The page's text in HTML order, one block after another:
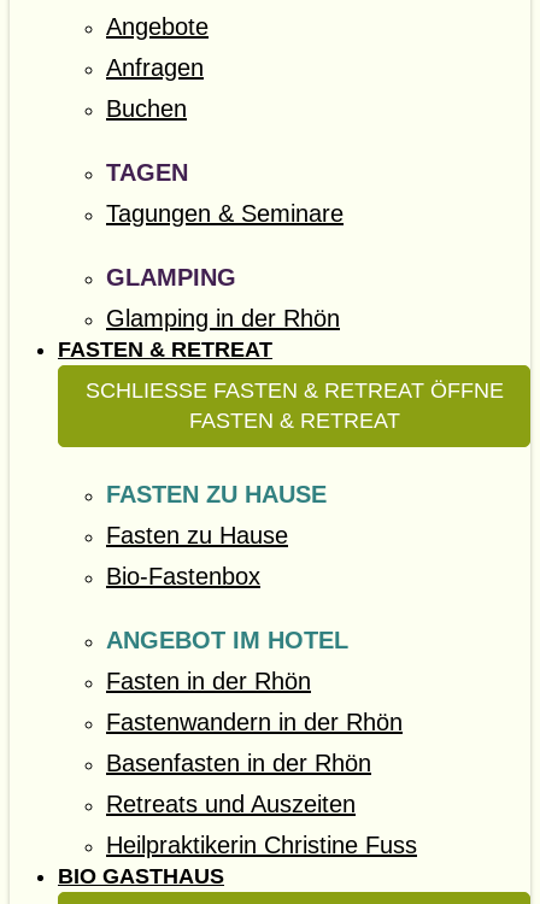
Angebote
Anfragen
Buchen
TAGEN
Tagungen & Seminare
GLAMPING
Glamping in der Rhön
FASTEN & RETREAT
SCHLIESSE FASTEN & RETREAT
ÖFFNE
FASTEN & RETREAT
FASTEN ZU HAUSE
Fasten zu Hause
Bio-Fastenbox
ANGEBOT IM HOTEL
Fasten in der Rhön
Fastenwandern in der Rhön
Basenfasten in der Rhön
Retreats und Auszeiten
Heilpraktikerin Christine Fuss
BIO GASTHAUS